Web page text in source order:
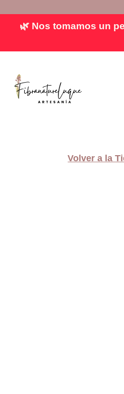
🌿 Nos tomamos un
Volver a la